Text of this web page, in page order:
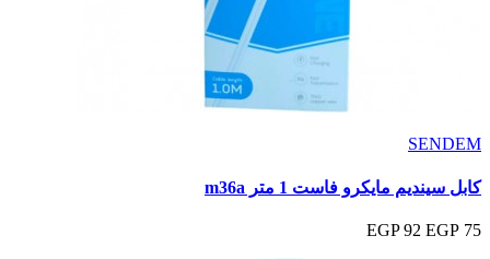
SENDEM
كابل سينديم مايكرو فاست 1 متر m36a
75 EGP
92 EGP